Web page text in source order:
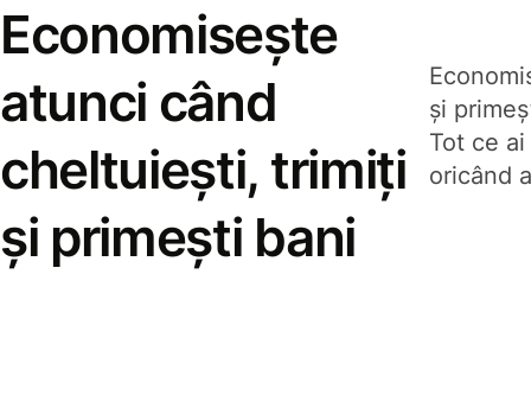
Economisește
atunci când
cheltuiești, trimiți
și primești bani
și
Tot ce
oricând